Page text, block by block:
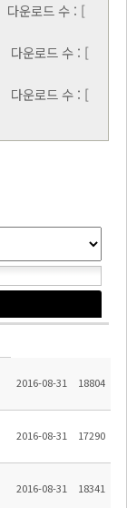
다운로드 수 : [
다운로드 수 : [
다운로드 수 : [
2016-08-31 18804
2016-08-31 17290
2016-08-31 18341